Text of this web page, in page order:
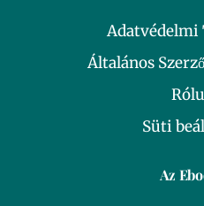
Adatvédelmi
Általános
Süti
Az